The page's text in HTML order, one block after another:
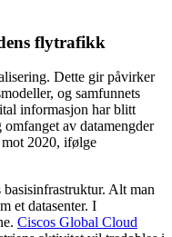
flytrafikk
Dette gir påvirker
og samfunnets
informasjon har blitt
av datamengder
2020, ifølge
Alt man
et datasenter. I
Ciscos Global Cloud